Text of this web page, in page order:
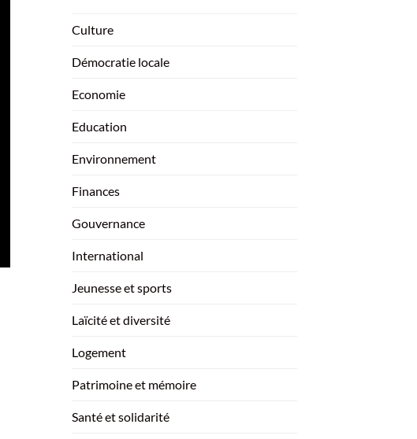
Culture
Démocratie locale
Economie
Education
Environnement
Finances
Gouvernance
International
Jeunesse et sports
Laïcité et diversité
Logement
Patrimoine et mémoire
Santé et solidarité